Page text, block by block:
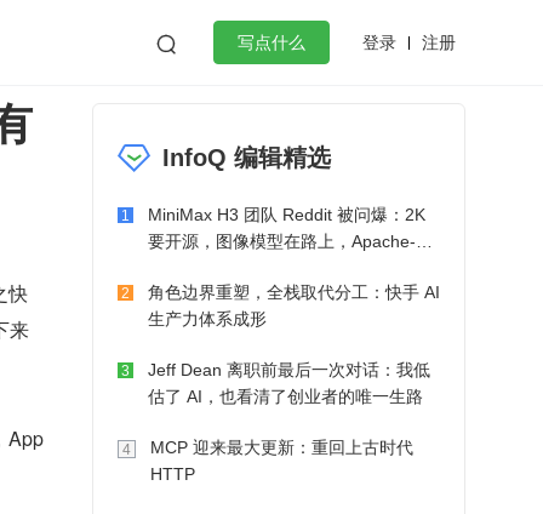
 写点什么 登录 注册
作
微服务架构 flutter
快
来
App
InfoQ 编辑精选
1
MiniMax H3 团队 Reddit 被问爆：2K
要开源，图像模型在路上，Apache-2.0
2
角色边界重塑，全栈取代分工：快手 AI
生产力体系成形
3
Jeff Dean 离职前最后一次对话：我低
估了 AI，也看清了创业者的唯一生路
4
MCP 迎来最大更新：重回上古时代
HTTP